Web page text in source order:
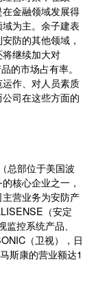
金融领域发展得
为主。余子建表
防的其他领域，
继续加大对
的市场占有率。
作、对人员素质
司在这些方面的
总部位于美国波
核心企业之一，
营业务为安防产
（安定
控系统产品、
（卫视），日
斯康的营业额达1